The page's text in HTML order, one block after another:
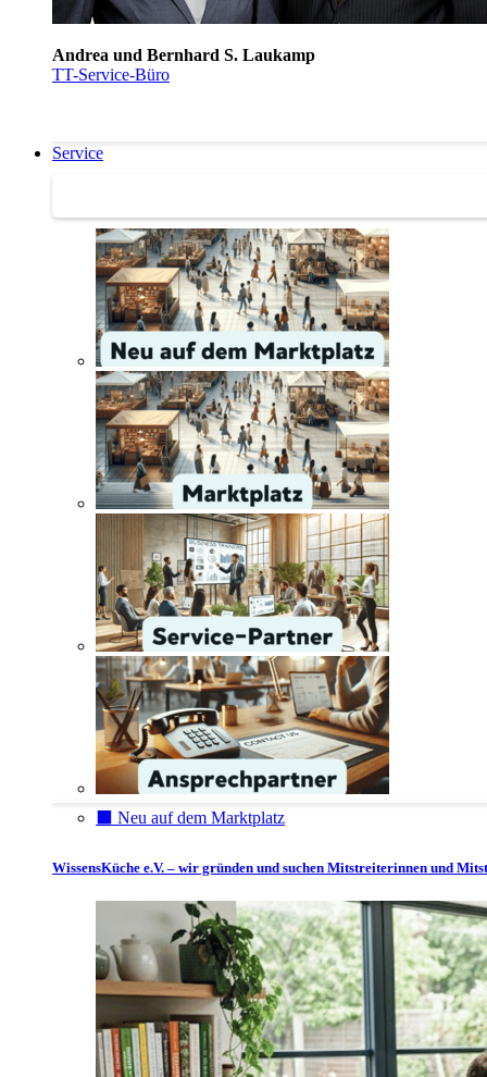
Andrea und Bernhard S. Laukamp
TT-Service-Büro
Service
⬛️ Neu auf dem Marktplatz
WissensKüche e.V. – wir gründen und suchen Mitstreiterinnen und